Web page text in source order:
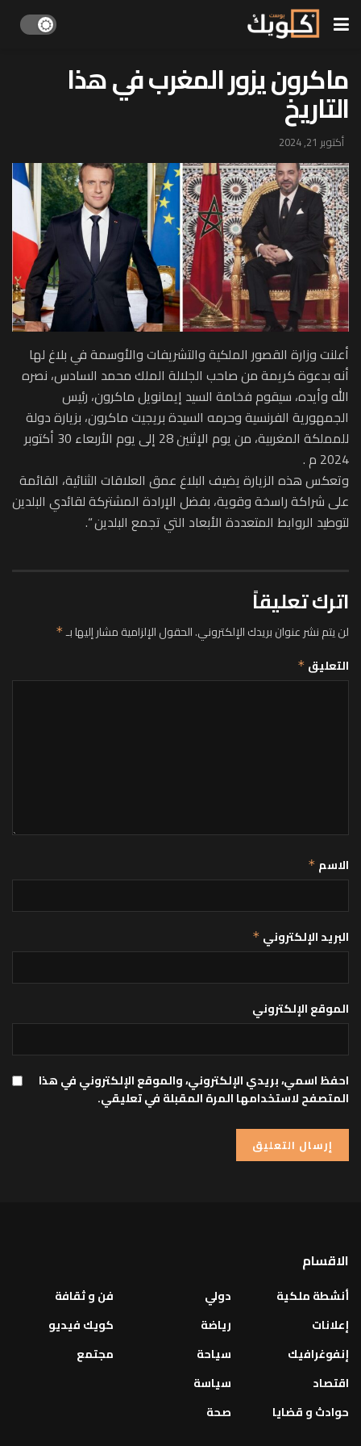
ماكرون يزور المغرب في هذا
التاريخ
أكتوبر 21, 2024
أعلنت وزارة القصور الملكية والتشريفات والأوسمة في بلاغ لها
أنه بدعوة كريمة من صاحب الجلالة الملك محمد السادس، نصره
الله وأيده، سيقوم فخامة السيد إيمانويل ماكرون، رئيس
الجمهورية الفرنسية وحرمه السيدة بريجيت ماكرون، بزيارة دولة
للمملكة المغربية، من يوم الإثنين 28 إلى يوم الأربعاء 30 أكتوبر
2024 م .
وتعكس هذه الزيارة يضيف البلاغ عمق العلاقات الثنائية، القائمة
على شراكة راسخة وقوية، بفضل الإرادة المشتركة لقائدي البلدين
لتوطيد الروابط المتعددة الأبعاد التي تجمع البلدين “.
اترك تعليقاً
لن يتم نشر عنوان بريدك الإلكتروني.الحقول الإلزامية مشار إليها بـ*
التعليق *
الاسم *
البريد الإلكتروني *
الموقع الإلكتروني
احفظ اسمي، بريدي الإلكتروني، والموقع الإلكتروني في هذا
المتصفح لاستخدامها المرة المقبلة في تعليقي.
الاقسام
أنشطة ملكية
إعلانات
إنفوغرافيك
اقتصاد
حوادث و قضايا
دولي
رياضة
سياحة
سياسة
صحة
فن و ثقافة
كويك فيديو
مجتمع